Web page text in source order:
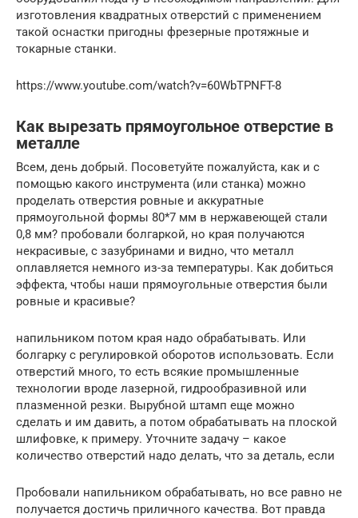
изготовления квадратных отверстий с применением
такой оснастки пригодны фрезерные протяжные и
токарные станки.
https://www.youtube.com/watch?v=60WbTPNFT-8
Как вырезать прямоугольное отверстие в
металле
Всем, день добрый. Посоветуйте пожалуйста, как и с
помощью какого инструмента (или станка) можно
проделать отверстия ровные и аккуратные
прямоугольной формы 80*7 мм в нержавеющей стали
0,8 мм? пробовали болгаркой, но края получаются
некрасивые, с зазубринами и видно, что металл
оплавляется немного из-за температуры. Как добиться
эффекта, чтобы наши прямоугольные отверстия были
ровные и красивые?
напильником потом края надо обрабатывать. Или
болгарку с регулировкой оборотов использовать. Если
отверстий много, то есть всякие промышленные
технологии вроде лазерной, гидрообразивной или
плазменной резки. Вырубной штамп еще можно
сделать и им давить, а потом обрабатывать на плоской
шлифовке, к примеру. Уточните задачу – какое
количество отверстий надо делать, что за деталь, если
Пробовали напильником обрабатывать, но все равно не
получается достичь приличного качества. Вот правда